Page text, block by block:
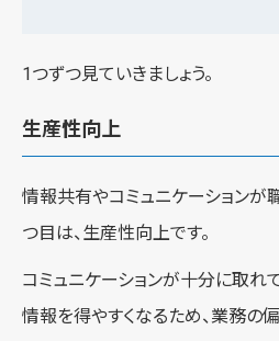
1つずつ見ていきましょう。
生産性向上
情報共有やコミュニケーションが
つ目は、生産性向上です。
コミュニケーションが十分に取れ
情報を得やすくなるため、業務の